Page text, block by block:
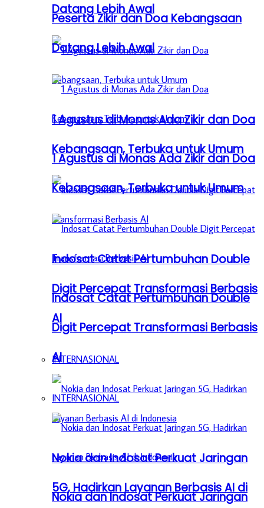
Datang Lebih Awal
1 Agustus di Monas Ada Zikir dan Doa
Kebangsaan, Terbuka untuk Umum
Indosat Catat Pertumbuhan Double
Digit Percepat Transformasi Berbasis
AI
INTERNASIONAL
Nokia dan Indosat Perkuat Jaringan
5G, Hadirkan Layanan Berbasis AI di
Peserta Zikir dan Doa Kebangsaan
Datang Lebih Awal
1 Agustus di Monas Ada Zikir dan Doa
Kebangsaan, Terbuka untuk Umum
Indosat Catat Pertumbuhan Double
Digit Percepat Transformasi Berbasis
AI
INTERNASIONAL
Nokia dan Indosat Perkuat Jaringan